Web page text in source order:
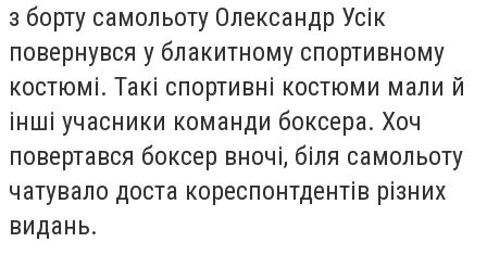
з борту самольоту Олександр Усік
повернувся у блакитному спортивному
костюмі. Такі спортивні костюми мали й
інші учасники команди боксера. Хоч
повертався боксер вночі, біля самольоту
чатувало доста кореспонтдентів різних
видань.